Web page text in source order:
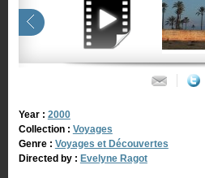
Year : 2000
Collection : Voyages
Genre : Voyages et Découvertes
Directed by : Evelyne Ragot